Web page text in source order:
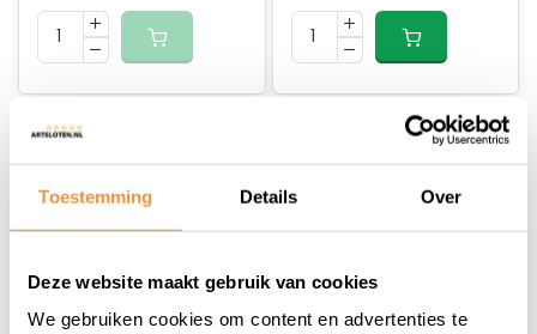
Toestemming Details Over
Deze website maakt gebruik van cookies
We gebruiken cookies om content en advertenties te
(0) (0)